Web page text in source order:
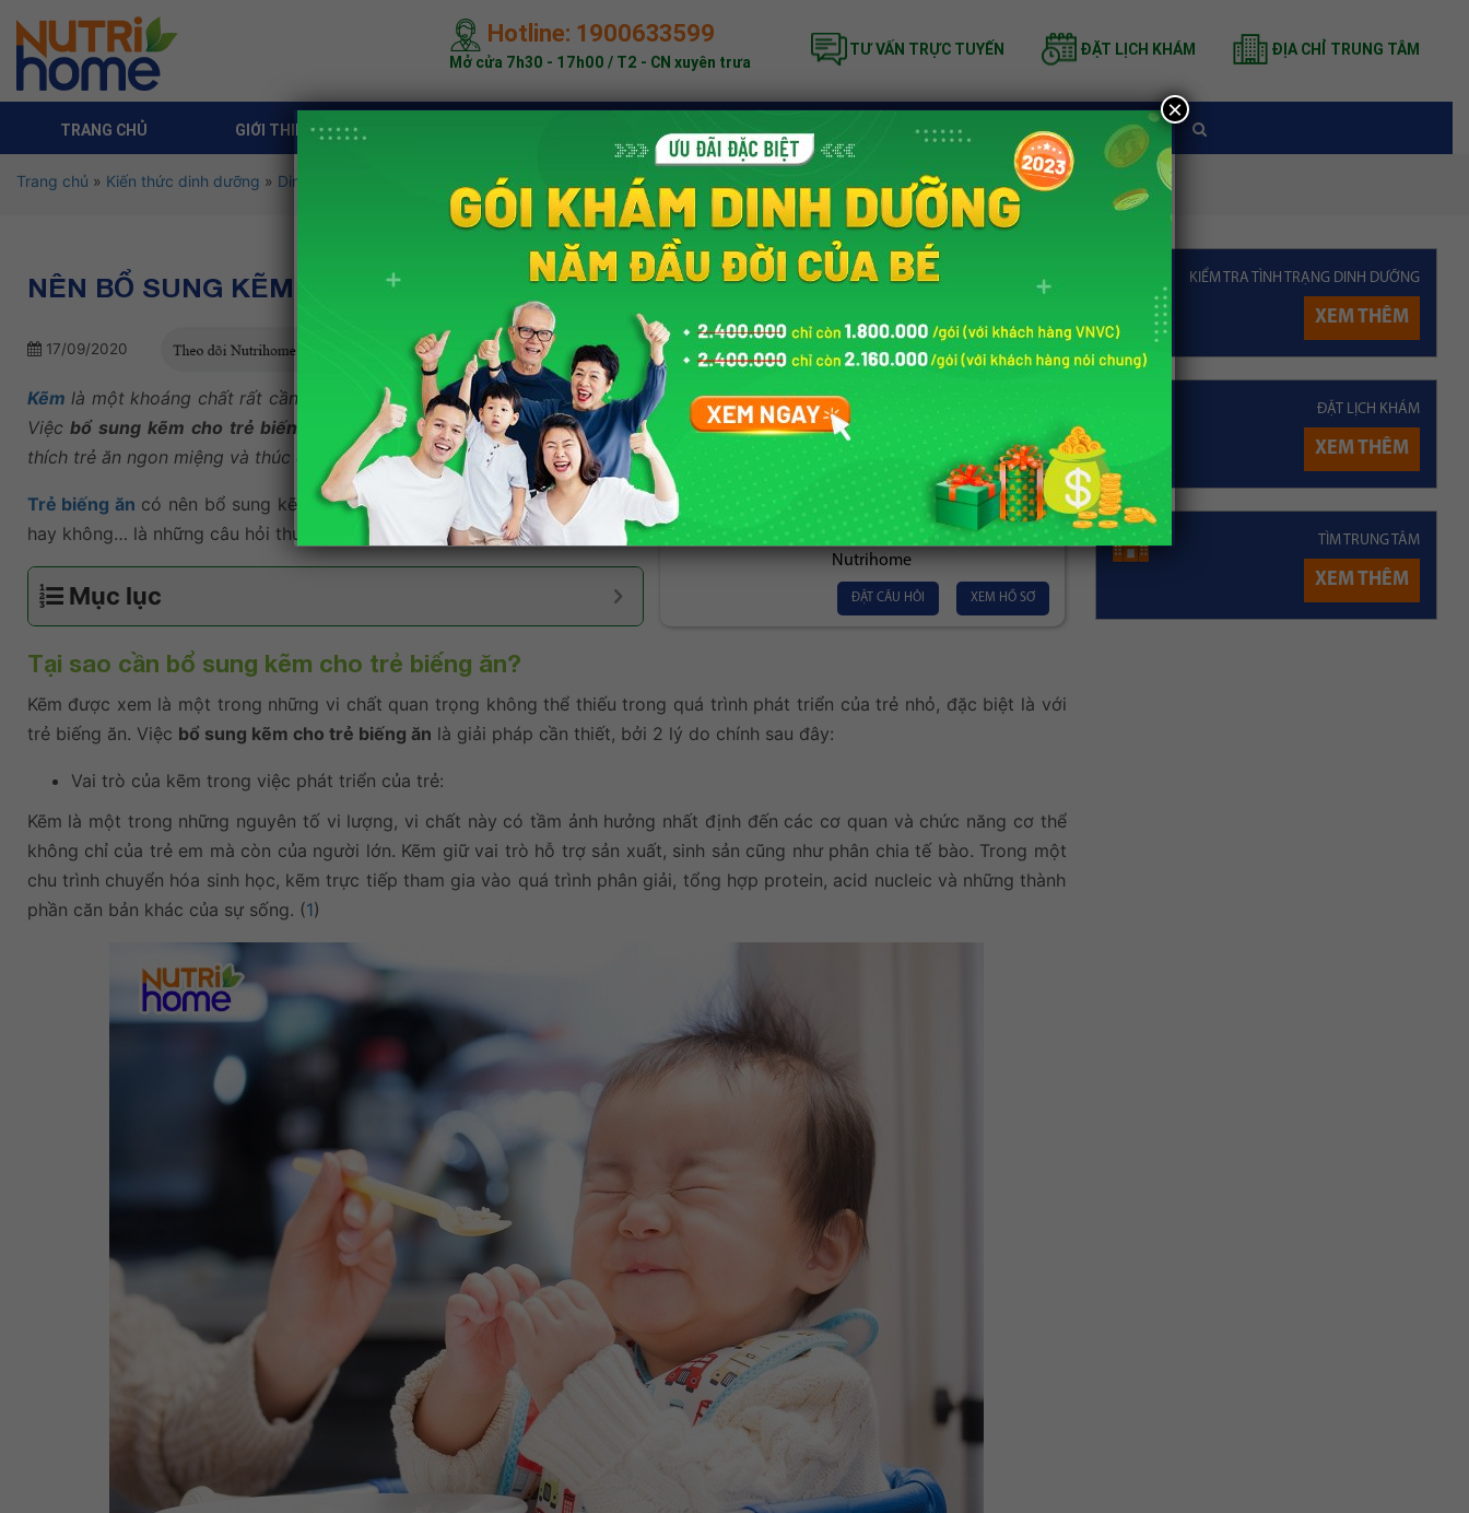
Hotline: 1900633599
Mở cửa 7h30 - 17h00 / T2 - CN xuyên trưa
TƯ VẤN TRỰC TUYẾN ĐẶT LỊCH KHÁM ĐỊA CHỈ TRUNG TÂM
TRANG CHỦ GIỚI THIỆU KHÁM DINH DƯỠNG BẢNG GIÁ TIN TỨC
Trang chủ » Kiến thức dinh dưỡng » Dinh dưỡng theo độ tuổi » Dinh dưỡng trẻ em » Tăng cân cho trẻ » Nên bổ sung kẽm cho trẻ biếng ăn ra sao?
NÊN BỔ SUNG KẼM CHO TRẺ BIẾNG ĂN RA SAO?
17/09/2020 Tác giả: Trung tâm Dinh dưỡng Nutrihome
Tư vấn chuyên môn bài viết
BS.CKI Phạm Đỗ Uyên
Bác sĩ Trưởng
Nutrihome Hoàng Văn Thụ
Trung tâm Dinh dưỡng
Nutrihome
ĐẶT CÂU HỎI XEM HỒ SƠ
Kẽm là một khoáng chất rất cần thiết cho cơ thể và sự phát triển của trẻ.
Việcbổ sung kẽm cho trẻ biếng ăn
có tác dụng rất tốt trong việc kích
thích trẻ ăn ngon miệng và thúc đẩy trẻ phát triển chiều cao.
Trẻ biếng ăn có nên bổ sung kẽm, hay trẻ biếng ăn có phải do thiếu kẽm
hay không… là những câu hỏi thường gặp của các bậc ba mẹ.
Mục lục
Tại sao cần bổ sung kẽm cho trẻ biếng ăn?
Kẽm được xem là một trong những vi chất quan trọng không thể thiếu trong quá trình phát triển của trẻ nhỏ, đặc biệt là với
trẻ biếng ăn. Việc bổ sung kẽm cho trẻ biếng ăn là giải pháp cần thiết, bởi 2 lý do chính sau đây:
Vai trò của kẽm trong việc phát triển của trẻ:
Kẽm là một trong những nguyên tố vi lượng, vi chất này có tầm ảnh hưởng nhất định đến các cơ quan và chức năng cơ thể
không chỉ của trẻ em mà còn của người lớn. Kẽm giữ vai trò hỗ trợ sản xuất, sinh sản cũng như phân chia tế bào. Trong một
chu trình chuyển hóa sinh học, kẽm trực tiếp tham gia vào quá trình phân giải, tổng hợp protein, acid nucleic và những thành
phần căn bản khác của sự sống. (1)
KIỂM TRA TÌNH TRẠNG DINH DƯỠNG
XEM THÊM
ĐẶT LỊCH KHÁM
XEM THÊM
TÌM TRUNG TÂM
XEM THÊM
×